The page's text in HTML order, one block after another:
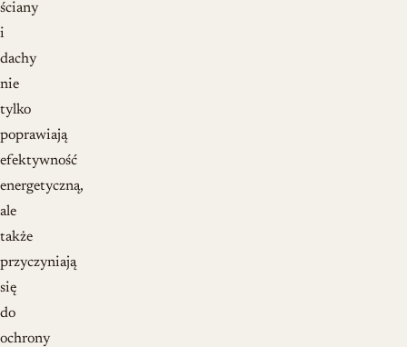
ściany
i
dachy
nie
tylko
poprawiają
efektywność
energetyczną,
ale
także
przyczyniają
się
do
ochrony